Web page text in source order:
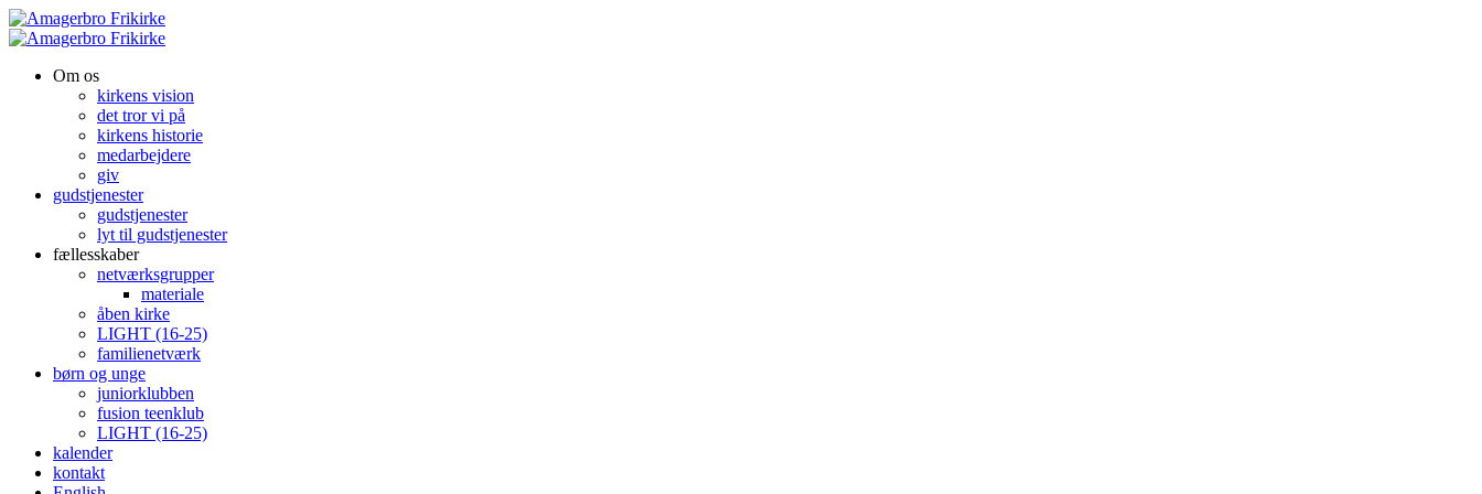
Om os
kirkens vision
det tror vi på
kirkens historie
medarbejdere
giv
gudstjenester
gudstjenester
lyt til gudstjenester
fællesskaber
netværksgrupper
materiale
åben kirke
LIGHT (16-25)
familienetværk
børn og unge
juniorklubben
fusion teenklub
LIGHT (16-25)
kalender
kontakt